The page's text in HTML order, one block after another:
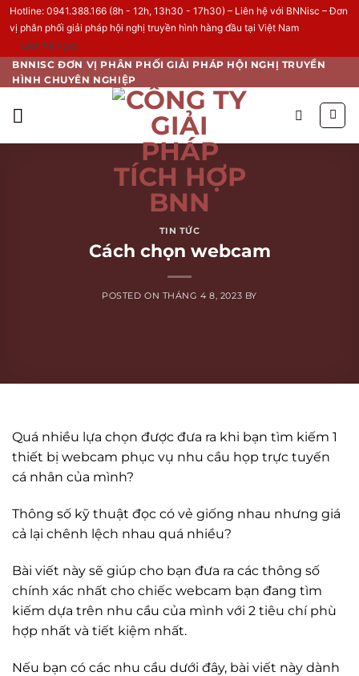
Hotline: 0941.388.166 (8h - 12h, 13h30 - 17h30) – Liên hệ với BNNisc – Đơn
vị phân phối giải pháp hội nghị truyền hình hàng đầu tại Việt Nam
Liên hệ ngay
Skip
to
content
BNNISC ĐƠN VỊ PHÂN PHỐI GIẢI PHÁP HỘI NGHỊ TRUYỀN
HÌNH CHUYÊN NGHIỆP
TIN TỨC
Cách chọn webcam
POSTED ON THÁNG 4 8, 2023 BY
Quá nhiều lựa chọn được đưa ra khi bạn tìm kiếm 1
thiết bị webcam phục vụ nhu cầu họp trực tuyến
cá nhân của mình?
Thông số kỹ thuật đọc có vẻ giống nhau nhưng giá
cả lại chênh lệch nhau quá nhiều?
Bài viết này sẽ giúp cho bạn đưa ra các thông số
chính xác nhất cho chiếc webcam bạn đang tìm
kiếm dựa trên nhu cầu của mình với 2 tiêu chí phù
hợp nhất và tiết kiệm nhất.
Nếu bạn có các nhu cầu dưới đây, bài viết này dành